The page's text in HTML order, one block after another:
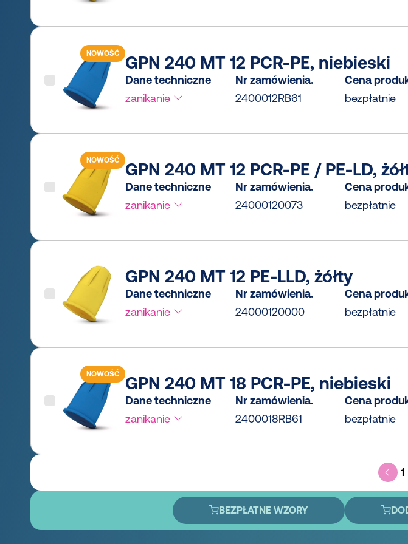
NOWOŚĆ GPN 240 MT 12 PCR-PE, niebieski
Dane techniczne
zanikanie
Nr zamówienia.
2400012RB61
Cena
bezpłatnie
NOWOŚĆ GPN 240 MT 12 PCR-PE / PE-LD,
Dane techniczne
zanikanie
Nr zamówienia.
24000120073
Cena
bezpłatnie
GPN 240 MT 12 PE-LLD, żółty
Dane techniczne
zanikanie
Nr zamówienia.
24000120000
Cena
bezpłatnie
NOWOŚĆ GPN 240 MT 18 PCR-PE, niebieski
Dane techniczne
zanikanie
Nr zamówienia.
2400018RB61
Cena
bezpłatnie
1
BEZPŁATNE WZORY